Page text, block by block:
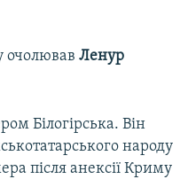
Ленур
Білогірська. Він
народу
після анексії Криму